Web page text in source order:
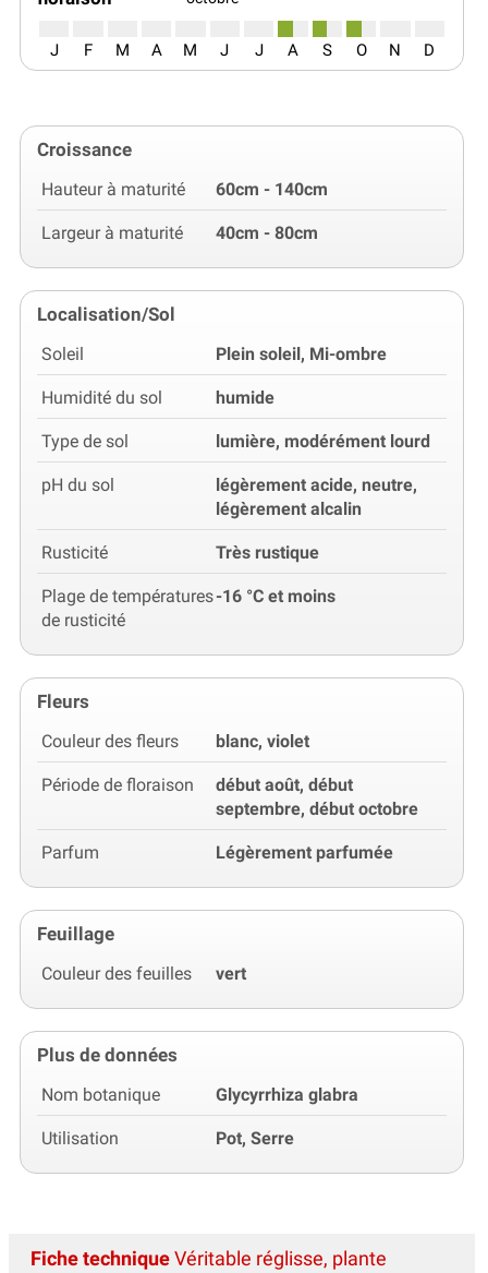
J F M A M J J A S O N D
Croissance
Hauteur à maturité 60cm - 140cm
Largeur à maturité 40cm - 80cm
Localisation/Sol
Soleil Plein soleil, Mi-ombre
Humidité du sol humide
Type de sol lumière, modérément lourd
pH du sol
légèrement acide, neutre,
légèrement alcalin
Rusticité Très rustique
Plage de températures
de rusticité
-16 °C et moins
Fleurs
Couleur des fleurs blanc, violet
Période de floraison
début août, début
septembre, début octobre
Parfum Légèrement parfumée
Feuillage
Couleur des feuilles vert
Plus de données
Nom botanique Glycyrrhiza glabra
Utilisation Pot, Serre
Fiche techniqueVéritable réglisse, plante